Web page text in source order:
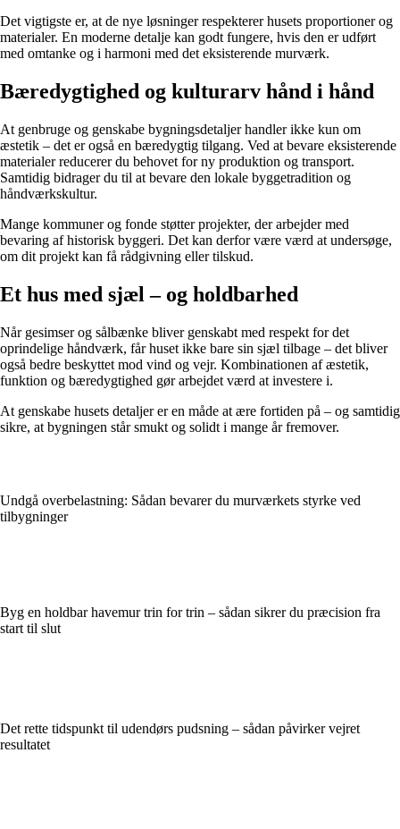
Det vigtigste er, at de nye løsninger respekterer husets proportioner og
materialer. En moderne detalje kan godt fungere, hvis den er udført
med omtanke og i harmoni med det eksisterende murværk.
Bæredygtighed og kulturarv hånd i hånd
At genbruge og genskabe bygningsdetaljer handler ikke kun om
æstetik – det er også en bæredygtig tilgang. Ved at bevare eksisterende
materialer reducerer du behovet for ny produktion og transport.
Samtidig bidrager du til at bevare den lokale byggetradition og
håndværkskultur.
Mange kommuner og fonde støtter projekter, der arbejder med
bevaring af historisk byggeri. Det kan derfor være værd at undersøge,
om dit projekt kan få rådgivning eller tilskud.
Et hus med sjæl – og holdbarhed
Når gesimser og sålbænke bliver genskabt med respekt for det
oprindelige håndværk, får huset ikke bare sin sjæl tilbage – det bliver
også bedre beskyttet mod vind og vejr. Kombinationen af æstetik,
funktion og bæredygtighed gør arbejdet værd at investere i.
At genskabe husets detaljer er en måde at ære fortiden på – og samtidig
sikre, at bygningen står smukt og solidt i mange år fremover.
Undgå overbelastning: Sådan bevarer du murværkets styrke ved
tilbygninger
Byg en holdbar havemur trin for trin – sådan sikrer du præcision fra
start til slut
Det rette tidspunkt til udendørs pudsning – sådan påvirker vejret
resultatet